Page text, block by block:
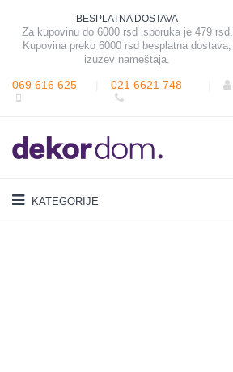
BESPLATNA DOSTAVA
Za kupovinu do 6000 rsd isporuka je 479 rsd.
Kupovina preko 6000 rsd besplatna dostava,
izuzev nameštaja.
069 616 625 021 6621 748
KATEGORIJE